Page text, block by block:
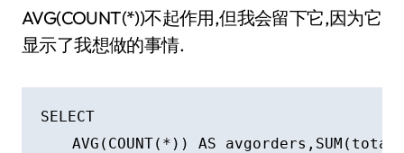
AVG(COUNT(*))不起作用,但我会留下它,因为它
显示了我想做的事情.
SELECT
AVG(COUNT(*)) AS